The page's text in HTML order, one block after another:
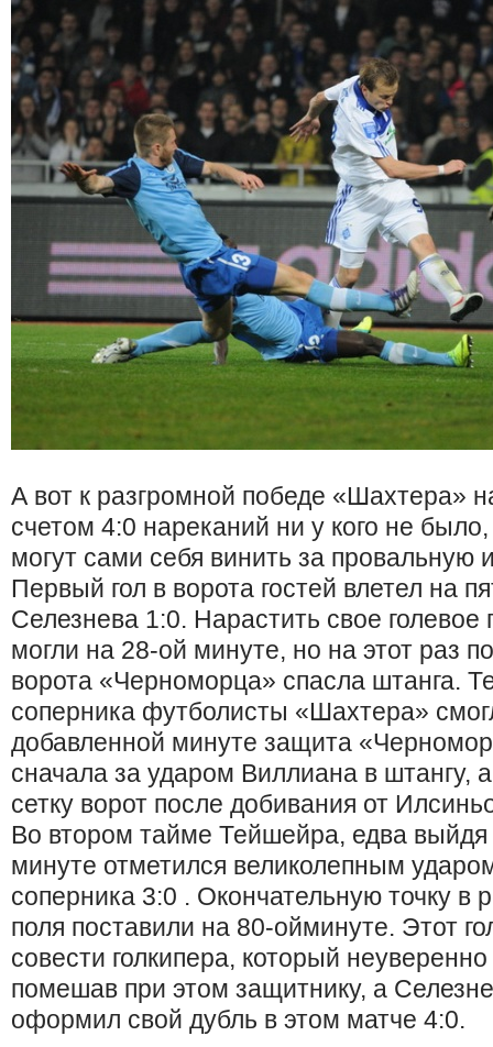
А вот к разгромной победе «Шахтера»
счетом 4:0 нареканий ни у кого не
могут сами себя винить за провальную
Первый гол в ворота гостей влетел на
Селезнева 1:0. Нарастить свое голевое
могли на 28-ой минуте, но на этот раз
ворота «Черноморца» спасла штанга.
соперника футболисты «Шахтера»
добавленной минуте защита
сначала за ударом Виллиана в штангу,
сетку ворот после добивания от
Во втором тайме Тейшейра, едва выйдя
минуте отметился великолепным
соперника 3:0 . Окончательную точку в
поля поставили на 80-ойминуте. Этот
совести голкипера, который
помешав при этом защитнику, а
оформил свой дубль в этом матче 4:0.